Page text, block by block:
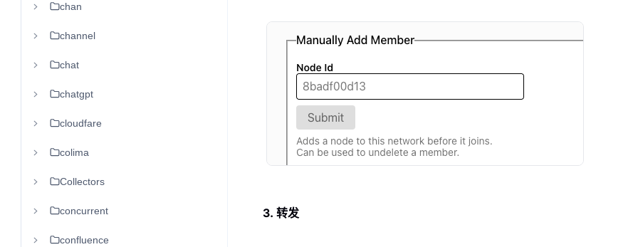
chan
channel
chat
chatgpt
cloudfare
colima
Collectors
concurrent
confluence
3. 转发